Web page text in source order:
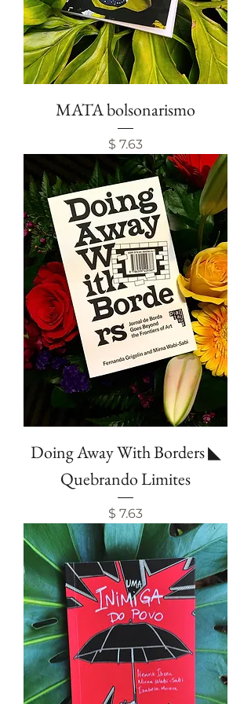
MATA bolsonarismo
Price
$ 7.63
Doing Away With Borders ◣
Quebrando Limites
Price
$ 7.63